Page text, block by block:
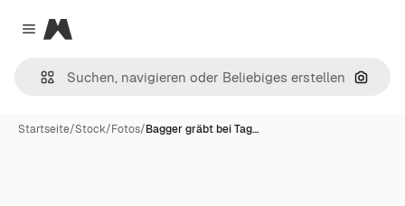
Close menu
Magnific
Nach
Startseite/Stock/Fotos/Bagger gräbt bei Tag…